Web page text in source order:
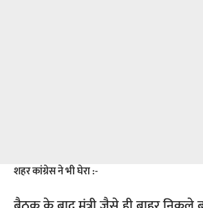
शहर कांग्रेस ने भी घेरा :-